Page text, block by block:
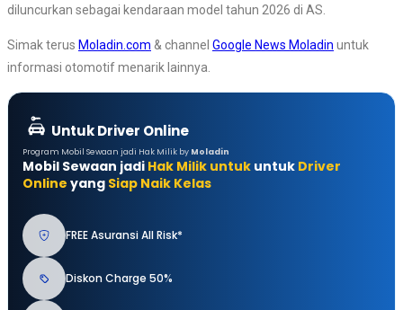
diluncurkan sebagai kendaraan model tahun 2026 di AS.
Simak terus Moladin.com & channel Google News Moladin untuk
informasi otomotif menarik lainnya.
Untuk Driver Online
Program Mobil Sewaan jadi Hak Milik by Moladin
Mobil Sewaan jadi Hak Milik untuk untuk Driver
Online yang Siap Naik Kelas
FREE Asuransi All Risk*
Diskon Charge 50%